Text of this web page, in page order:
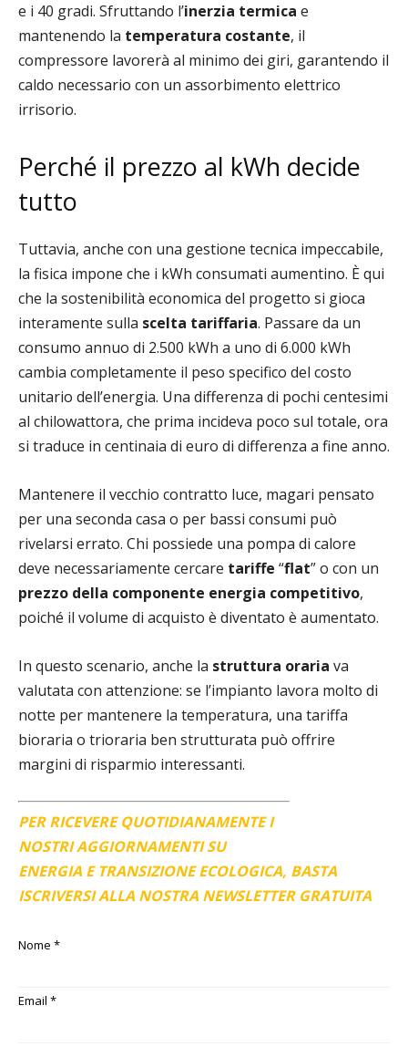
e i 40 gradi. Sfruttando l’inerzia termica e
mantenendo la temperatura costante, il
compressore lavorerà al minimo dei giri, garantendo il
caldo necessario con un assorbimento elettrico
irrisorio.
Perché il prezzo al kWh decide
tutto
Tuttavia, anche con una gestione tecnica impeccabile,
la fisica impone che i kWh consumati aumentino. È qui
che la sostenibilità economica del progetto si gioca
interamente sulla scelta tariffaria. Passare da un
consumo annuo di 2.500 kWh a uno di 6.000 kWh
cambia completamente il peso specifico del costo
unitario dell’energia. Una differenza di pochi centesimi
al chilowattora, che prima incideva poco sul totale, ora
si traduce in centinaia di euro di differenza a fine anno.
Mantenere il vecchio contratto luce, magari pensato
per una seconda casa o per bassi consumi può
rivelarsi errato. Chi possiede una pompa di calore
deve necessariamente cercare tariffe “flat” o con un
prezzo della componente energia competitivo,
poiché il volume di acquisto è diventato è aumentato.
In questo scenario, anche la struttura oraria va
valutata con attenzione: se l’impianto lavora molto di
notte per mantenere la temperatura, una tariffa
bioraria o trioraria ben strutturata può offrire
margini di risparmio interessanti.
PER RICEVERE QUOTIDIANAMENTE I
NOSTRI AGGIORNAMENTI SU
ENERGIA E TRANSIZIONE ECOLOGICA, BASTA
ISCRIVERSI ALLA NOSTRA NEWSLETTER GRATUITA
Nome *
Email *